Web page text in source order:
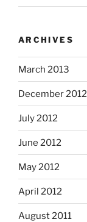
ARCHIVES
March 2013
December 2012
July 2012
June 2012
May 2012
April 2012
August 2011